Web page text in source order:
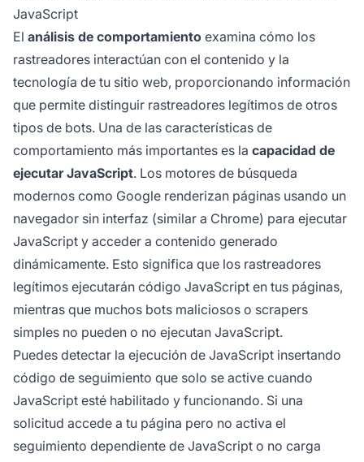
JavaScript
El análisis de comportamiento examina cómo los
rastreadores interactúan con el contenido y la
tecnología de tu sitio web, proporcionando información
que permite distinguir rastreadores legítimos de otros
tipos de bots. Una de las características de
comportamiento más importantes es la capacidad de
ejecutar JavaScript. Los motores de búsqueda
modernos como Google renderizan páginas usando un
navegador sin interfaz (similar a Chrome) para ejecutar
JavaScript y acceder a contenido generado
dinámicamente. Esto significa que los rastreadores
legítimos ejecutarán código JavaScript en tus páginas,
mientras que muchos bots maliciosos o scrapers
simples no pueden o no ejecutan JavaScript.
Puedes detectar la ejecución de JavaScript insertando
código de seguimiento que solo se active cuando
JavaScript esté habilitado y funcionando. Si una
solicitud accede a tu página pero no activa el
seguimiento dependiente de JavaScript o no carga